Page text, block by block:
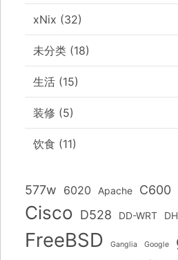
xNix (32)
未分类 (18)
生活 (15)
装修 (5)
饮食 (11)
577w 6020 Apache C600
Cisco D528 DD-WRT
FreeBSD Ganglia Google